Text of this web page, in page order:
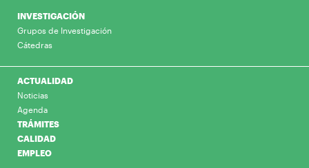
INVESTIGACIÓN
Grupos de Investigación
Cátedras
ACTUALIDAD
Noticias
Agenda
TRÁMITES
CALIDAD
EMPLEO